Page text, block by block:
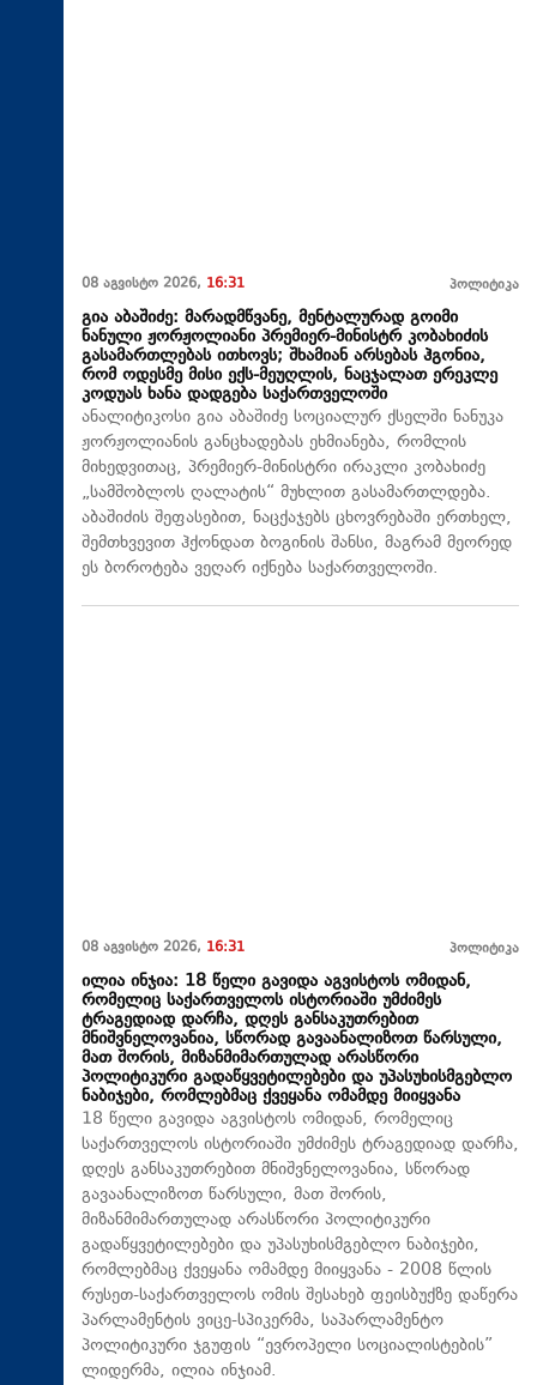
08 აგვისტო 2026, 16:31 პოლიტიკა
გია აბაშიძე: მარადმწვანე, მენტალურად გოიმი
ნანული ჟორჟოლიანი პრემიერ-მინისტრ კობახიძის
გასამართლებას ითხოვს; შხამიან არსებას ჰგონია,
რომ ოდესმე მისი ექს-მეუღლის, ნაცჯალათ ერეკლე
კოდუას ხანა დადგება საქართველოში
ანალიტიკოსი გია აბაშიძე სოციალურ ქსელში ნანუკა
ჟორჟოლიანის განცხადებას ეხმიანება, რომლის
მიხედვითაც, პრემიერ-მინისტრი ირაკლი კობახიძე
„სამშობლოს ღალატის“ მუხლით გასამართლდება.
აბაშიძის შეფასებით, ნაცქაჯებს ცხოვრებაში ერთხელ,
შემთხვევით ჰქონდათ ბოგინის შანსი, მაგრამ მეორედ
ეს ბოროტება ვეღარ იქნება საქართველოში.
08 აგვისტო 2026, 16:31 პოლიტიკა
ილია ინჯია: 18 წელი გავიდა აგვისტოს ომიდან,
რომელიც საქართველოს ისტორიაში უმძიმეს
ტრაგედიად დარჩა, დღეს განსაკუთრებით
მნიშვნელოვანია, სწორად გავაანალიზოთ წარსული,
მათ შორის, მიზანმიმართულად არასწორი
პოლიტიკური გადაწყვეტილებები და უპასუხისმგებლო
ნაბიჯები, რომლებმაც ქვეყანა ომამდე მიიყვანა
18 წელი გავიდა აგვისტოს ომიდან, რომელიც
საქართველოს ისტორიაში უმძიმეს ტრაგედიად დარჩა,
დღეს განსაკუთრებით მნიშვნელოვანია, სწორად
გავაანალიზოთ წარსული, მათ შორის,
მიზანმიმართულად არასწორი პოლიტიკური
გადაწყვეტილებები და უპასუხისმგებლო ნაბიჯები,
რომლებმაც ქვეყანა ომამდე მიიყვანა - 2008 წლის
რუსეთ-საქართველოს ომის შესახებ ფეისბუქზე დაწერა
პარლამენტის ვიცე-სპიკერმა, საპარლამენტო
პოლიტიკური ჯგუფის “ევროპელი სოციალისტების”
ლიდერმა, ილია ინჯიამ.